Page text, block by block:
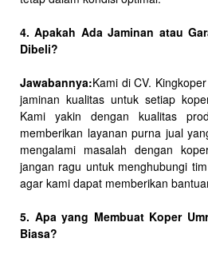
4. Apakah Ada Jaminan atau
Dibeli?
Jawabannya:Kami di CV.
jaminan kualitas untuk setiap
Kami yakin dengan kualitas
memberikan layanan purna jual
mengalami masalah dengan
jangan ragu untuk menghubungi
agar kami dapat memberikan
5. Apa yang Membuat Koper
Biasa?